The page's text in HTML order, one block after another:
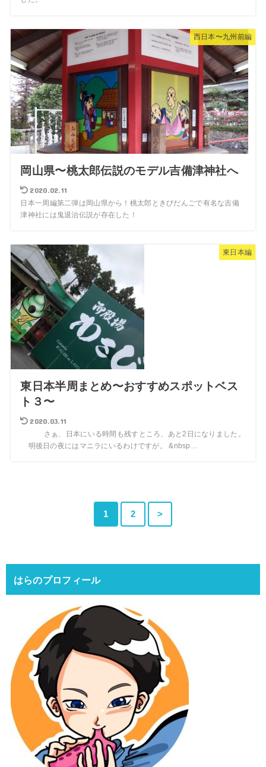
西日本〜九州前編
岡山県〜桃太郎伝説のモデル吉備津神社へ
2020.02.11
日本一周編第二弾は岡山県から！桃太郎ときびだんごで有名な吉備
津神社には鬼退治伝説が存在した！
東日本編
東日本半周まとめ〜おすすめスポットベス
ト３〜
2020.03.11
さぁ、日本にいる時間も残すところ、あと2日になりました。
明後日の夜にはマニラにいるわけですが。 &nbsp…
1 2 >
はらのプロフィール